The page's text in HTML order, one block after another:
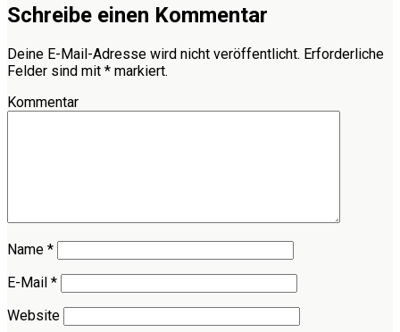
Schreibe einen Kommentar
Deine E-Mail-Adresse wird nicht veröffentlicht. Erforderliche
Felder sind mit * markiert.
Kommentar
Name *
E-Mail *
Website